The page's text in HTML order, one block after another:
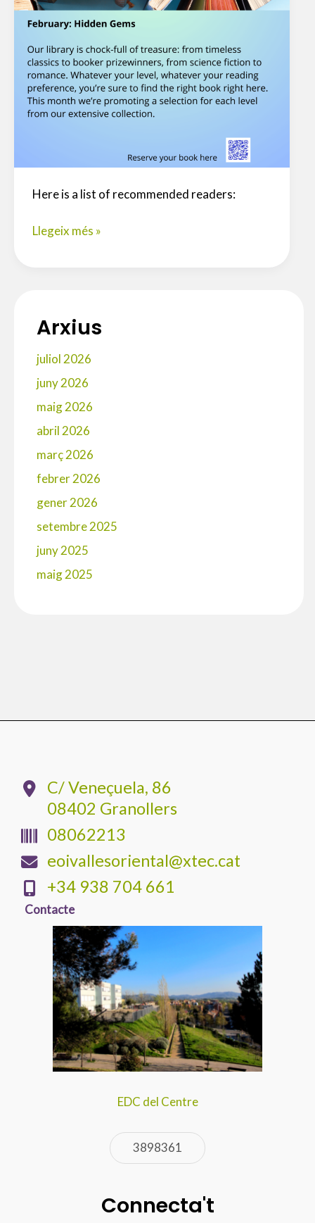
Arxius
juliol 2026
juny 2026
maig 2026
abril 2026
març 2026
febrer 2026
gener 2026
setembre 2025
juny 2025
maig 2025
Here is a list of recommended readers:
The
Llegeix més »
C/ Veneçuela, 86
08402 Granollers
08062213
eoivallesoriental@xtec.cat
+34 938 704 661
Contacte
EDC del Centre
3898361
Connecta't